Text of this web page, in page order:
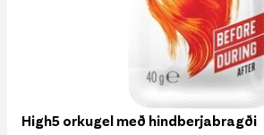
High5 orkugel með hindberjabragði